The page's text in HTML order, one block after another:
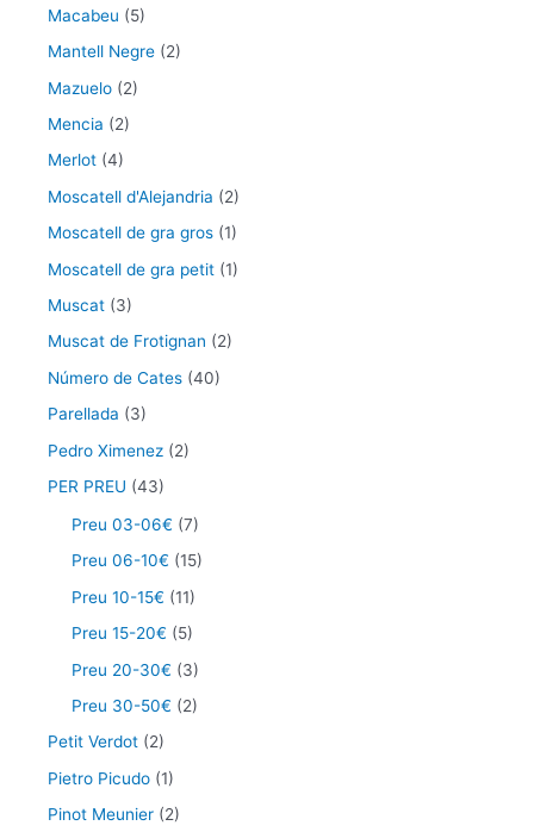
Macabeu (5)
Mantell Negre (2)
Mazuelo (2)
Mencia (2)
Merlot (4)
Moscatell d'Alejandria (2)
Moscatell de gra gros (1)
Moscatell de gra petit (1)
Muscat (3)
Muscat de Frotignan (2)
Número de Cates (40)
Parellada (3)
Pedro Ximenez (2)
PER PREU (43)
Preu 03-06€ (7)
Preu 06-10€ (15)
Preu 10-15€ (11)
Preu 15-20€ (5)
Preu 20-30€ (3)
Preu 30-50€ (2)
Petit Verdot (2)
Pietro Picudo (1)
Pinot Meunier (2)